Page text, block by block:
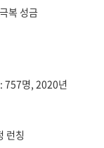
복 성금
757명, 2020년
런칭